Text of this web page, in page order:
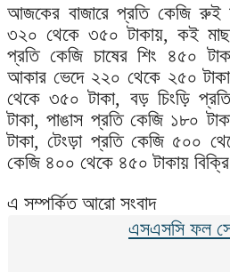
আজকের বাজারে প্রতি কেজি রুই
৩২০ থেকে ৩৫০ টাকায়, কই
প্রতি কেজি চাষের শিং ৪৫০
আকার ভেদে ২২০ থেকে ২৫০
থেকে ৩৫০ টাকা, বড় চিংড়ি
টাকা, পাঙাস প্রতি কেজি ১৮০
টাকা, টেংড়া প্রতি কেজি ৫০০
কেজি ৪০০ থেকে ৪৫০ টাকায়
এ সম্পর্কিত আরো সংবাদ
এসএসসি ফল